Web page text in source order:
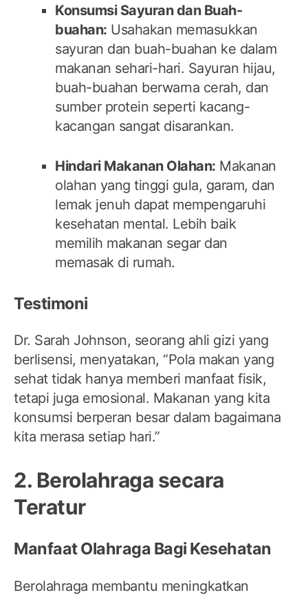
Konsumsi Sayuran dan Buah-
buahan: Usahakan memasukkan
sayuran dan buah-buahan ke dalam
makanan sehari-hari. Sayuran hijau,
buah-buahan berwarna cerah, dan
sumber protein seperti kacang-
kacangan sangat disarankan.
Hindari Makanan Olahan: Makanan
olahan yang tinggi gula, garam, dan
lemak jenuh dapat mempengaruhi
kesehatan mental. Lebih baik
memilih makanan segar dan
memasak di rumah.
Testimoni
Dr. Sarah Johnson, seorang ahli gizi yang
berlisensi, menyatakan, “Pola makan yang
sehat tidak hanya memberi manfaat fisik,
tetapi juga emosional. Makanan yang kita
konsumsi berperan besar dalam bagaimana
kita merasa setiap hari.”
2. Berolahraga secara
Teratur
Manfaat Olahraga Bagi Kesehatan
Berolahraga membantu meningkatkan